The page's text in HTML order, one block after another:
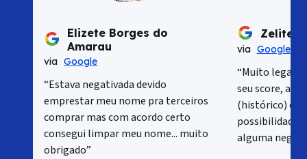
Elizete Borges do
Amarau
via Google
“Estava negativada devido
emprestar meu nome pra terceiros
comprar mas com acordo certo
consegui limpar meu nome... muito
obrigado”
Zelite
via Google
“Muito legal
seu score,
(histórico) e
possibilidade
alguma